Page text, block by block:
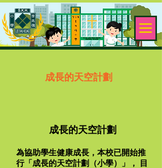
成長的天空計劃
成長的天空計劃
為協助學生健康成長，本校已開始推
行「成長的天空計劃（小學）」， 目